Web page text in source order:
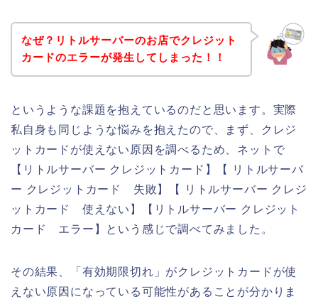
なぜ？リトルサーバーのお店でクレジット
カードのエラーが発生してしまった！！
というような課題を抱えているのだと思います。実際
私自身も同じような悩みを抱えたので、まず、クレジ
ットカードが使えない原因を調べるため、ネットで
【リトルサーバー クレジットカード】【 リトルサーバ
ー クレジットカード 失敗】【 リトルサーバー クレジ
ットカード 使えない】【リトルサーバー クレジット
カード エラー】という感じで調べてみました。
その結果、「有効期限切れ」がクレジットカードが使
えない原因になっている可能性があることが分かりま